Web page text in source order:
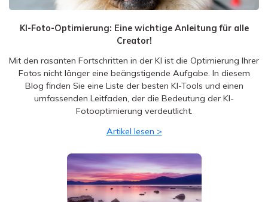
Creator!
Fotos nicht länger eine beängstigende Aufgabe. In diesem
Blog finden Sie eine Liste der besten KI-Tools und einen
umfassenden Leitfaden, der die Bedeutung der KI-
Fotooptimierung verdeutlicht.
Artikel lesen >